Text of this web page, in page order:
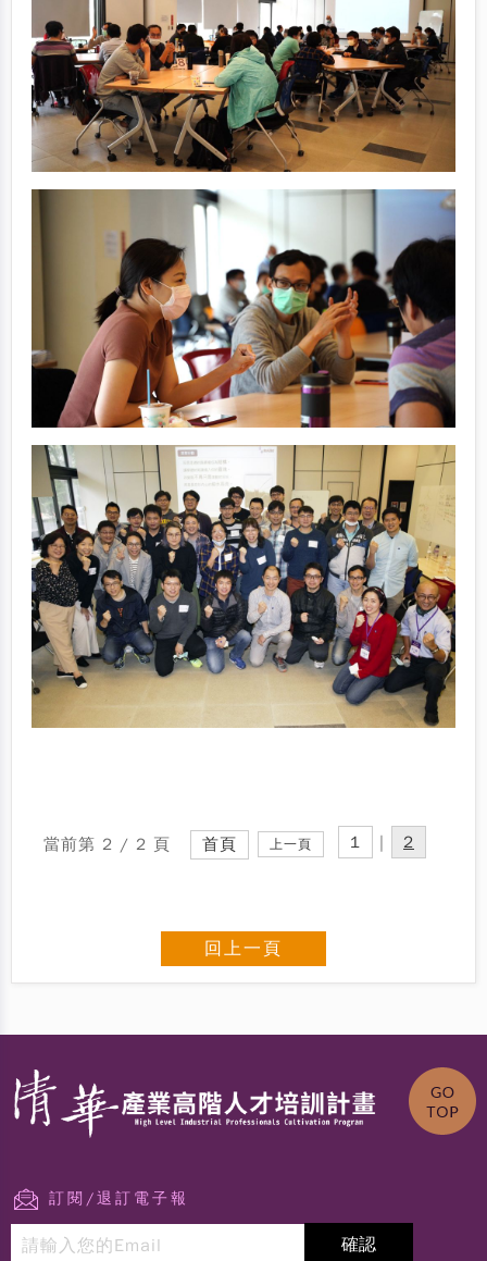
當前第 2 / 2 頁 首頁 上一頁 1 | 2
回上一頁
訂閱/退訂電子報